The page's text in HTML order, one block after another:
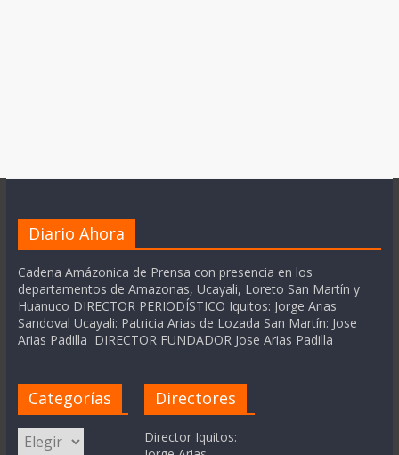
Diario Ahora
Cadena Amázonica de Prensa con presencia en los
departamentos de Amazonas, Ucayali, Loreto San Martín y
Huanuco DIRECTOR PERIODÍSTICO Iquitos: Jorge Arias
Sandoval Ucayali: Patricia Arias de Lozada San Martín: Jose
Arias Padilla DIRECTOR FUNDADOR Jose Arias Padilla
Categorías
Categorías
Directores
Director Iquitos: